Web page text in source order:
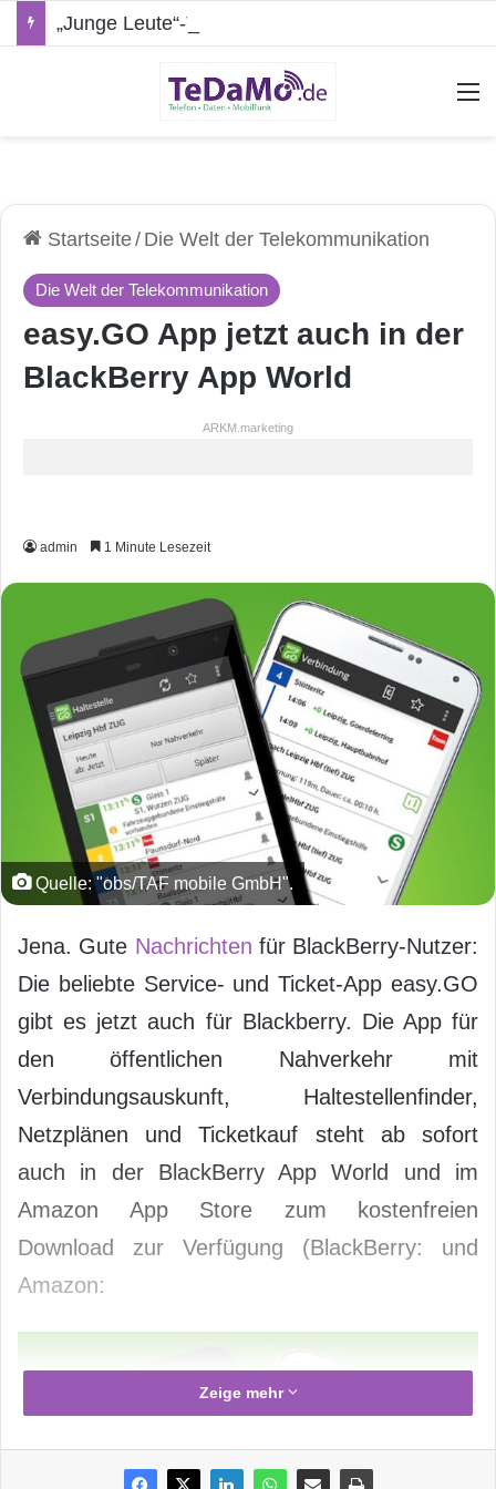
Startseite/ Die Welt der Telekommunikation
Die Welt der Telekommunikation
easy.GO App jetzt auch in der
BlackBerry App World
ARKM.marketing
admin 1 Minute Lesezeit
Quelle: "obs/TAF mobile GmbH".
Jena. Gute Nachrichten für BlackBerry-Nutzer:
Die beliebte Service- und Ticket-App easy.GO
gibt es jetzt auch für Blackberry. Die App für
den öffentlichen Nahverkehr mit
Verbindungsauskunft, Haltestellenfinder,
Netzplänen und Ticketkauf steht ab sofort
auch in der BlackBerry App World und im
Amazon App Store zum kostenfreien
Download zur Verfügung (BlackBerry: und
Amazon:
Zeige mehr